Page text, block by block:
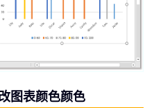
图表颜色颜色